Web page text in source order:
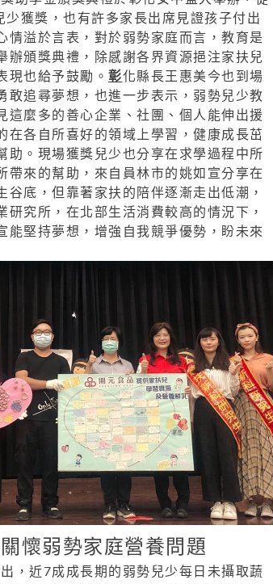
獲獎，也有許多家長出席見證孩子付出
情溢於言表，對於弱勢家庭而言，教育是
辦頒獎典禮，除感謝各界資源挹注家扶兒
現也給予鼓勵。 彰化縣長王惠美今也到場
敢追尋夢想，也進一步表示，弱勢兒少教
這麼多的善心企業、社團、個人能伸出援
在各自所喜好的領域上學習，健康成長茁
助。現場獲獎兒少也分享在求學過程中所
帶來的幫助，來自員林市的姚如宣分享在
底，但靠著家扶的陪伴逐漸走出低潮，
究所，在北部生活消費較高的情況下，
能堅持夢想，增強自我競爭優勢，盼未來
懷弱勢家庭營養問題
，近7成成長期的弱勢兒少每日未攝取蔬